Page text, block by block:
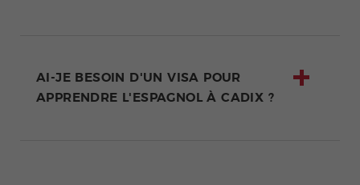
AI-JE BESOIN D'UN VISA POUR
APPRENDRE L'ESPAGNOL À CADIX ?